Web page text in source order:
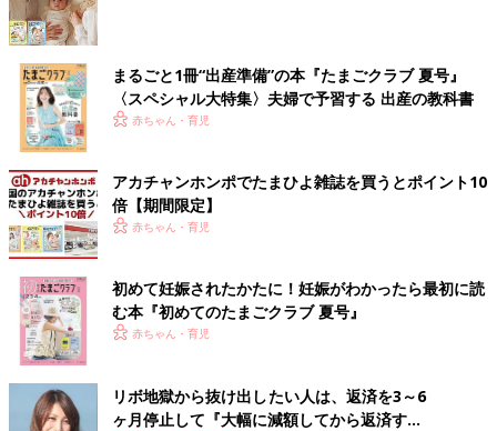
心配があります。
【医師監修】発熱・下痢・嘔吐のときに
は要注意！赤ちゃんが脱水症状になる原
因と脱水症状のサイン
放置すると命にかかわる赤ちゃんの脱水症状っ
た」と言えません。病気のときはもちろん、普
段から水分補給をこまめにして脱水症状を防ぐ
ことが重要です。
［気がかり５］水分補給のNGは？
Ｑ おなかに刺激がないように薄めたミルクを飲ませてOK？
Ａ 独断で薄めたミルクを与えるのはNG
場合によっては、医師の指示でミルクを薄めることがあります
が、ママが自己判断で薄めるのは×。栄養不足になり、治りが悪
くなることもあります。ミルクは缶の表示の分量を守って。
まるごと1冊“出産準備”の本『たまごクラブ 夏号』
〈スペシャル大特集〉夫婦で予習する 出産の教科書
赤ちゃん・育児
アカチャンホンポでたまひよ雑誌を買うとポイント10
倍【期間限定】
赤ちゃん・育児
初めて妊娠されたかたに！妊娠がわかったら最初に読
む本『初めてのたまごクラブ 夏号』
赤ちゃん・育児
リボ地獄から抜け出したい人は、返済を3～6
ヶ月停止して『大幅に減額してから返済す...